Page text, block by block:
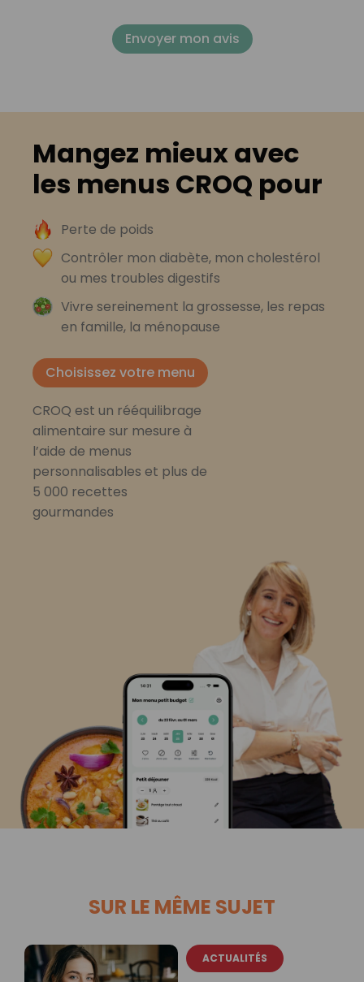
Envoyer mon avis
Mangez mieux avec
les menus CROQ pour
Perte de poids
Contrôler mon diabète, mon cholestérol
ou mes troubles digestifs
Vivre sereinement la grossesse, les repas
en famille, la ménopause
Choisissez votre menu
CROQ est un rééquilibrage
alimentaire sur mesure à
l’aide de menus
personnalisables et plus de
5 000 recettes
gourmandes
SUR LE MÊME SUJET
ACTUALITÉS